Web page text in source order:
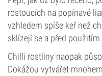
rostoucích na popínavé
vzhledem spíše keř než
sklízejí se a před použitím
Chilli rostliny naopak
Dokážou vytvářet